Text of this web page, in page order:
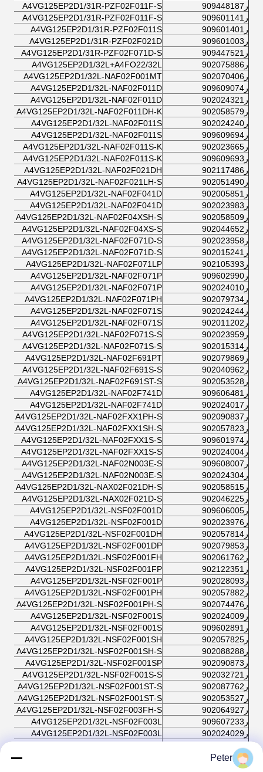
ر909448187
A4VG125EP2D1/31R-PZF02F011F-S
ر909601141
A4VG125EP2D1/31R-PZF02F011F-S
ر909601401
A4VG125EP2D1/31R-PZF02F011S
ر909601003
A4VG125EP2D1/31R-PZF02F021D
ر909447521
A4VG125EP2D1/31R-PZF02F071D-S
ر902075886
A4VG125EP2D1/32L+A4FO22/32L
ر902070406
A4VG125EP2D1/32L-NAF02F001MT
ر909609074
A4VG125EP2D1/32L-NAF02F011D
ر902024321
A4VG125EP2D1/32L-NAF02F011D
ر902058579
A4VG125EP2D1/32L-NAF02F011DH-K
ر902024240
A4VG125EP2D1/32L-NAF02F011S
ر909609694
A4VG125EP2D1/32L-NAF02F011S
ر902023665
A4VG125EP2D1/32L-NAF02F011S-K
ر909609693
A4VG125EP2D1/32L-NAF02F011S-K
ر902117486
A4VG125EP2D1/32L-NAF02F021DH
ر902051490
A4VG125EP2D1/32L-NAF02F021LH-S
ر902005851
A4VG125EP2D1/32L-NAF02F041D
ر902023983
A4VG125EP2D1/32L-NAF02F041D
ر902058509
A4VG125EP2D1/32L-NAF02F04XSH-S
ر902044652
A4VG125EP2D1/32L-NAF02F04XS-S
ر902023958
A4VG125EP2D1/32L-NAF02F071D-S
ر902015241
A4VG125EP2D1/32L-NAF02F071D-S
ر902105393
A4VG125EP2D1/32L-NAF02F071LP
ر909602990
A4VG125EP2D1/32L-NAF02F071P
ر902024010
A4VG125EP2D1/32L-NAF02F071P
ر902079734
A4VG125EP2D1/32L-NAF02F071PH
ر902024244
A4VG125EP2D1/32L-NAF02F071S
ر902011202
A4VG125EP2D1/32L-NAF02F071S
ر902023959
A4VG125EP2D1/32L-NAF02F071S-S
ر902015314
A4VG125EP2D1/32L-NAF02F071S-S
ر902079869
A4VG125EP2D1/32L-NAF02F691PT
ر902040962
A4VG125EP2D1/32L-NAF02F691S-S
ر902053528
A4VG125EP2D1/32L-NAF02F691ST-S
ر909606481
A4VG125EP2D1/32L-NAF02F741D
ر902024017
A4VG125EP2D1/32L-NAF02F741D
ر902090837
A4VG125EP2D1/32L-NAF02FXX1PH-S
ر902057823
A4VG125EP2D1/32L-NAF02FXX1SH-S
ر909601974
A4VG125EP2D1/32L-NAF02FXX1S-S
ر902024004
A4VG125EP2D1/32L-NAF02FXX1S-S
ر909608007
A4VG125EP2D1/32L-NAF02N003E-S
ر902024304
A4VG125EP2D1/32L-NAF02N003E-S
ر902058515
A4VG125EP2D1/32L-NAX02F021DH-S
ر902046225
A4VG125EP2D1/32L-NAX02F021D-S
ر909606005
A4VG125EP2D1/32L-NSF02F001D
ر902023976
A4VG125EP2D1/32L-NSF02F001D
ر902057814
A4VG125EP2D1/32L-NSF02F001DH
ر902079853
A4VG125EP2D1/32L-NSF02F001DP
ر902061762
A4VG125EP2D1/32L-NSF02F001FH
ر902122351
A4VG125EP2D1/32L-NSF02F001FP
ر902028093
A4VG125EP2D1/32L-NSF02F001P
ر902057882
A4VG125EP2D1/32L-NSF02F001PH
ر902074476
A4VG125EP2D1/32L-NSF02F001PH-S
ر902024009
A4VG125EP2D1/32L-NSF02F001S
ر909602891
A4VG125EP2D1/32L-NSF02F001S
ر902057825
A4VG125EP2D1/32L-NSF02F001SH
ر902088288
A4VG125EP2D1/32L-NSF02F001SH-S
ر902090873
A4VG125EP2D1/32L-NSF02F001SP
ر902032721
A4VG125EP2D1/32L-NSF02F001S-S
ر902087762
A4VG125EP2D1/32L-NSF02F001ST-S
ر902053527
A4VG125EP2D1/32L-NSF02F001ST-S
ر902064927
A4VG125EP2D1/32L-NSF02F003FH-S
ر909607233
A4VG125EP2D1/32L-NSF02F003L
ر902024029
A4VG125EP2D1/32L-NSF02F003L
ر902027942
ر902027939
Peter